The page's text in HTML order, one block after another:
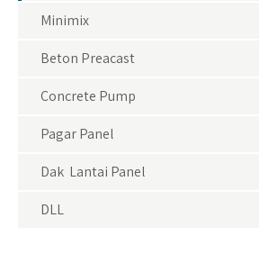
Minimix
Beton Preacast
Concrete Pump
Pagar Panel
Dak Lantai Panel
DLL